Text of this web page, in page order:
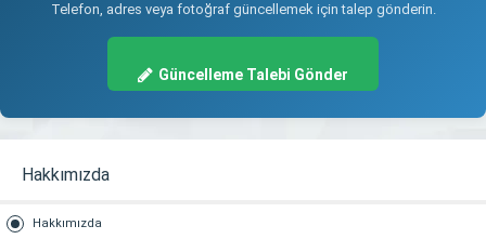
Telefon, adres veya fotoğraf güncellemek için talep gönderin.
Güncelleme Talebi Gönder
Hakkımızda
Hakkımızda